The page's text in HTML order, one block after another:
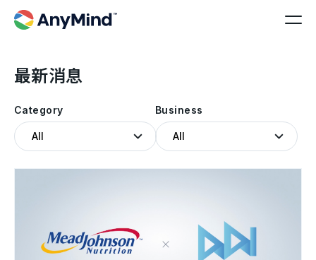
最新消息
Category Business